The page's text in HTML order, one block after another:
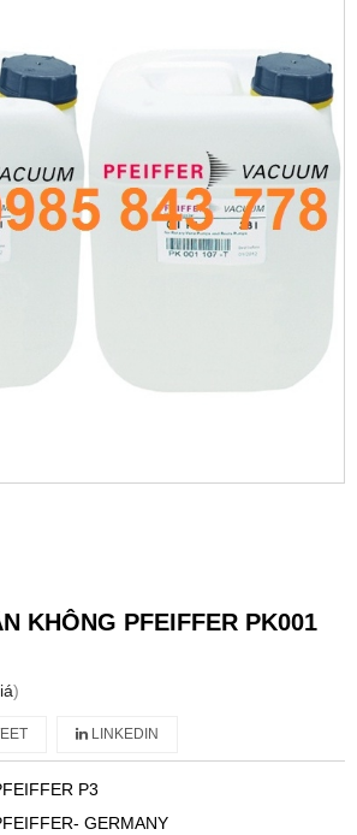
KHÔNG PFEIFFER PK001
)
LINKEDIN
P3
GERMANY